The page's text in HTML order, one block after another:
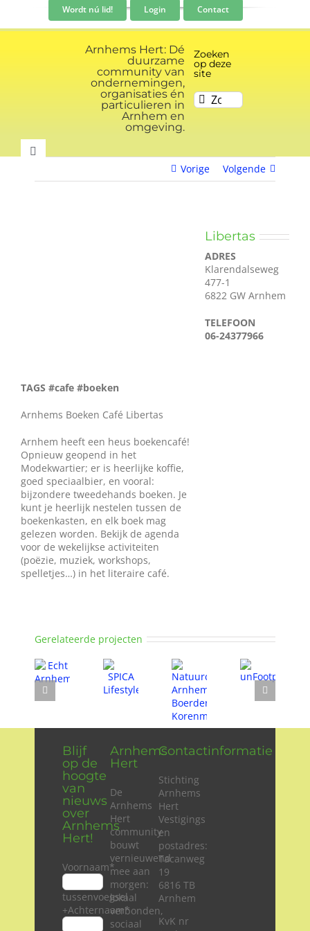
inhoud
Wordt nú lid! Login Contact
Arnhems Hert: Dé
duurzame
community van
ondernemingen,
organisaties én
particulieren in
Arnhem en
omgeving.
Zoeken
op deze
site
Zoeken
naar:
Toggle
Community
Vacatures
Vorige Volgende
TAGS #cafe #boeken
Arnhems Boeken Café Libertas
Arnhem heeft een heus boekencafé!
Opnieuw geopend in het
Modekwartier; er is heerlijke koffie,
goed speciaalbier, en vooral:
bijzondere tweedehands boeken. Je
kunt je heerlijk nestelen tussen de
boekenkasten, en elk boek mag
gelezen worden. Bekijk de agenda
voor de wekelijkse activiteiten
(poëzie, muziek, workshops,
spelletjes…) in het literaire café.
Libertas
ADRES
Klarendalseweg
477-1
6822 GW Arnhem
TELEFOON
06-24377966
Gerelateerde projecten
Blijf
op de
hoogte
van
nieuws
over
Arnhems
Hert!
Voornaam*
tussenvoegsel
+Achternaam*
Arnhems
Hert
De
Arnhems
Hert
community
bouwt
vernieuwend
mee aan
morgen:
lokaal
verbonden,
sociaal
Contactinformatie
Stichting
Arnhems
Hert
Vestigings
en
postadres:
Tacanweg
19
6816 TB
Arnhem
KvK nr